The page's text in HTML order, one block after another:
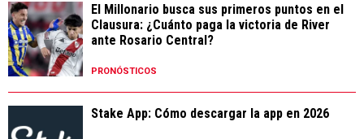
El Millonario busca sus primeros puntos en el
Clausura: ¿Cuánto paga la victoria de River
ante Rosario Central?
PRONÓSTICOS
Stake App: Cómo descargar la app en 2026